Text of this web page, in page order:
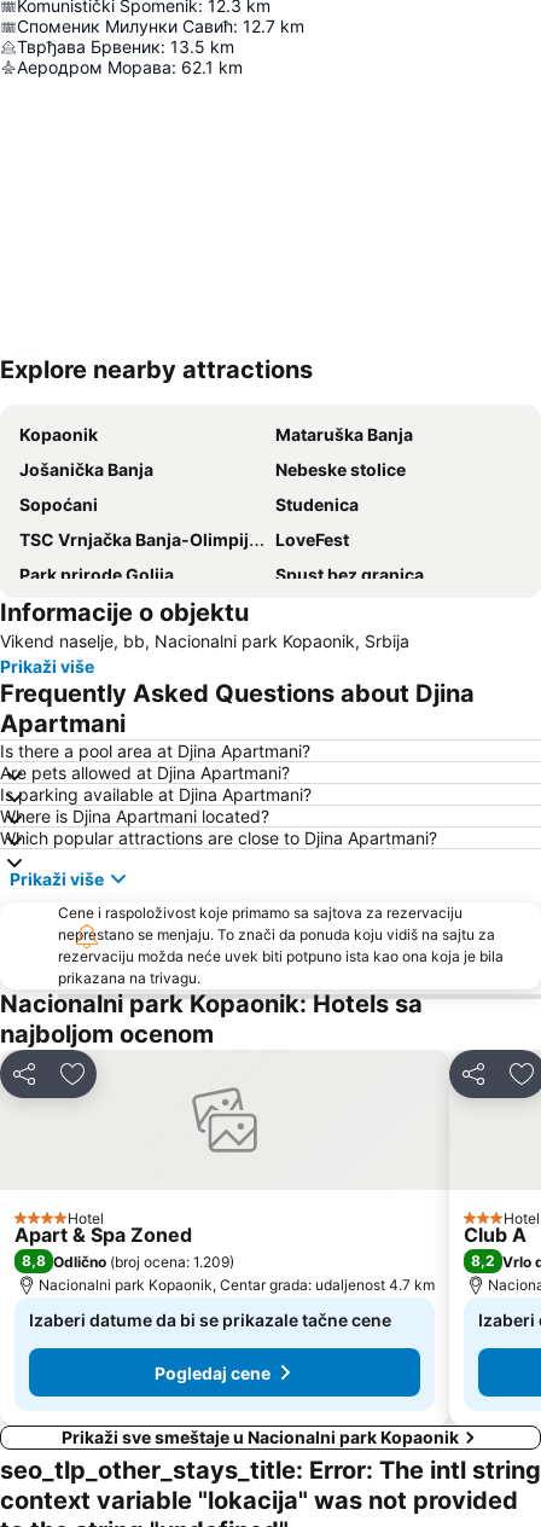
Komunistički Spomenik: 12.3 km
Споменик Милунки Савић: 12.7 km
Тврђава Брвеник: 13.5 km
Аеродром Морава: 62.1 km
Explore nearby attractions
Kopaonik
Mataruška Banja
Jošanička Banja
Nebeske stolice
Sopoćani
Studenica
TSC Vrnjačka Banja-Olimpijski bazen
LoveFest
Park prirode Golija
Spust bez granica
Snežnik
Jelovarnik
Informacije o objektu
Vikend naselje, bb, Nacionalni park Kopaonik, Srbija
Prikaži više
Frequently Asked Questions about Djina
Apartmani
Is there a pool area at Djina Apartmani?
Are pets allowed at Djina Apartmani?
Is parking available at Djina Apartmani?
Where is Djina Apartmani located?
Which popular attractions are close to Djina Apartmani?
Prikaži više
Cene i raspoloživost koje primamo sa sajtova za rezervaciju
neprestano se menjaju. To znači da ponuda koju vidiš na sajtu za
rezervaciju možda neće uvek biti potpuno ista kao ona koja je bila
prikazana na trivagu.
Nacionalni park Kopaonik: Hotels sa
najboljom ocenom
Deli Dodati u favorite
4 Zvezdice
Hotel
Apart & Spa Zoned
8,8 Odlično (broj ocena: 1.209)
Nacionalni park Kopaonik, Centar grada: udaljenost 4.7 km
Izaberi datume da bi se prikazale tačne cene
Pogledaj cene
Deli
3 Hotel
Club A
8,2 Vrlo
Izaberi
Prikaži sve smeštaje u Nacionalni park Kopaonik
seo_tlp_other_stays_title: Error: The intl string
context variable "lokacija" was not provided